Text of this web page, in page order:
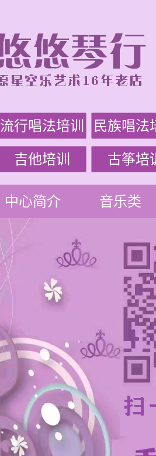
流行唱法培训 民族唱法
吉他培训 古筝培
中心简介 音乐类